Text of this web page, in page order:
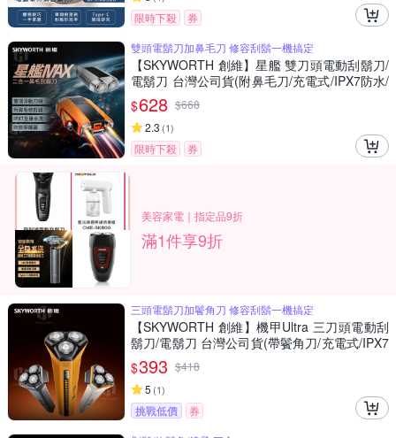
限時下殺
券
雙頭電鬍刀加鼻毛刀 修容刮鬍一機搞定
【SKYWORTH 創維】星艦 雙刀頭電動刮鬍刀/
電鬍刀 台灣公司貨(附鼻毛刀/充電式/IPX7防水/
可水洗/磁吸刀頭)
$628 $668
2.3 (1)
限時下殺 券
美容家電｜指定品9折
滿1件享9折
三頭電鬍刀加鬢角刀 修容刮鬍一機搞定
【SKYWORTH 創維】機甲Ultra 三刀頭電動刮
鬍刀/電鬍刀 台灣公司貨(帶鬢角刀/充電式/IPX7
防水/可水洗/磁吸刀頭)
$393 $418
5 (1)
挑戰低價
券